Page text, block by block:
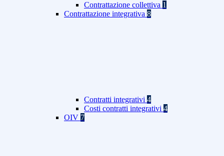
Contrattazione collettiva 1
Contrattazione integrativa 8
Contratti integrativi 4
Costi contratti integrativi 4
OIV 7